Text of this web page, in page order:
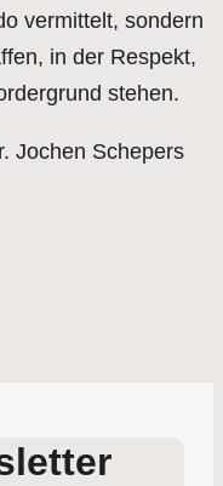
vermittelt, sondern
in der Respekt,
stehen.
Jochen Schepers